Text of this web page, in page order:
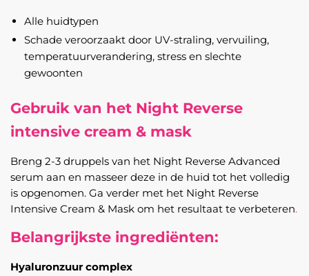
Alle huidtypen
Schade veroorzaakt door UV-straling, vervuiling,
temperatuurverandering, stress en slechte
gewoonten
Gebruik van het Night Reverse
intensive cream & mask
Breng 2-3 druppels van het Night Reverse Advanced
serum aan en masseer deze in de huid tot het volledig
is opgenomen. Ga verder met het Night Reverse
Intensive Cream & Mask om het resultaat te verbeteren.
Belangrijkste ingrediënten:
Hyaluronzuur complex